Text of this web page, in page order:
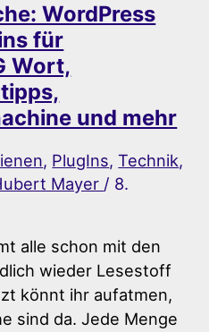
WordPress
für
Wort,
und mehr
, PlugIns,Technik,
Mayer / 8.
alle schon mit den
wieder Lesestoff
könnt ihr aufatmen,
sind da. Jede Menge